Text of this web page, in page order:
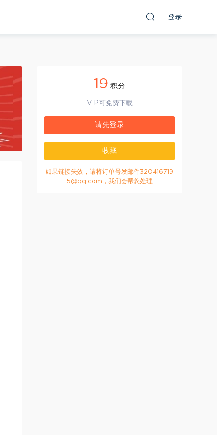
登录
19 积分
VIP可免费下载
请先登录
收藏
如果链接失效，请将订单号发邮件320416719
5@qq.com，我们会帮您处理